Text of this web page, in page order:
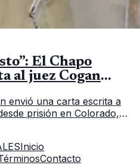
El Chapo
al juez Cogan
envió una carta escrita a
prisión en Colorado,
Inicio
Contacto